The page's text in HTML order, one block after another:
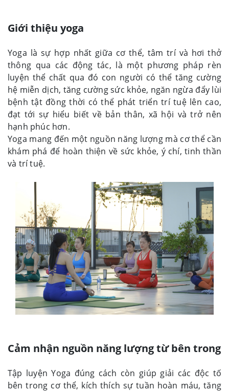
Giới thiệu yoga
Yoga là sự hợp nhất giữa cơ thể, tâm trí và hơi thở
thông qua các động tác, là một phương pháp rèn
luyện thể chất qua đó con người có thể tăng cường
hệ miễn dịch, tăng cường sức khỏe, ngăn ngừa đẩy lùi
bệnh tật đồng thời có thể phát triển trí tuệ lên cao,
đạt tới sự hiểu biết về bản thân, xã hội và trở nên
hạnh phúc hơn.
Yoga mang đến một nguồn năng lượng mà cơ thể cần
khám phá để hoàn thiện về sức khỏe, ý chí, tinh thần
và trí tuệ.
Cảm nhận nguồn năng lượng từ bên trong
Tập luyện Yoga đúng cách còn giúp giải các độc tố
bên trong cơ thể, kích thích sự tuần hoàn máu, tăng